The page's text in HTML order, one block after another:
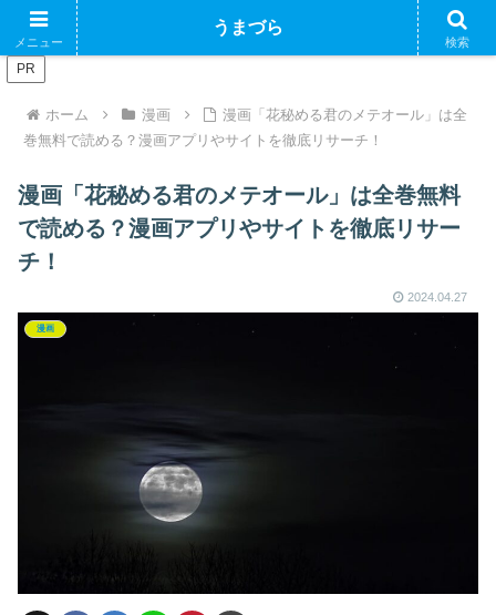
ブログで収益化できるかやってみるブログ
PR
ホーム 漫画
漫画「花秘める君のメテオール」は全
巻無料で読める？漫画アプリやサイトを徹底リサーチ！
漫画「花秘める君のメテオール」は全巻無料
で読める？漫画アプリやサイトを徹底リサー
チ！
2024.04.27
漫画
メニュー
うまづら
検索